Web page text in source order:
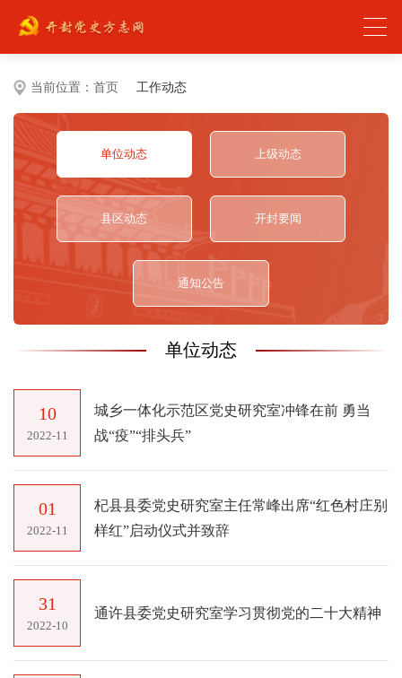
当前位置： 首页 工作动态
单位动态 上级动态
县区动态 开封要闻
通知公告
单位动态
10
2022-11
城乡一体化示范区党史研究室冲锋在前 勇当
战“疫”“排头兵”
01
2022-11
杞县县委党史研究室主任常峰出席“红色村庄别
样红”启动仪式并致辞
31
2022-10
通许县委党史研究室学习贯彻党的二十大精神